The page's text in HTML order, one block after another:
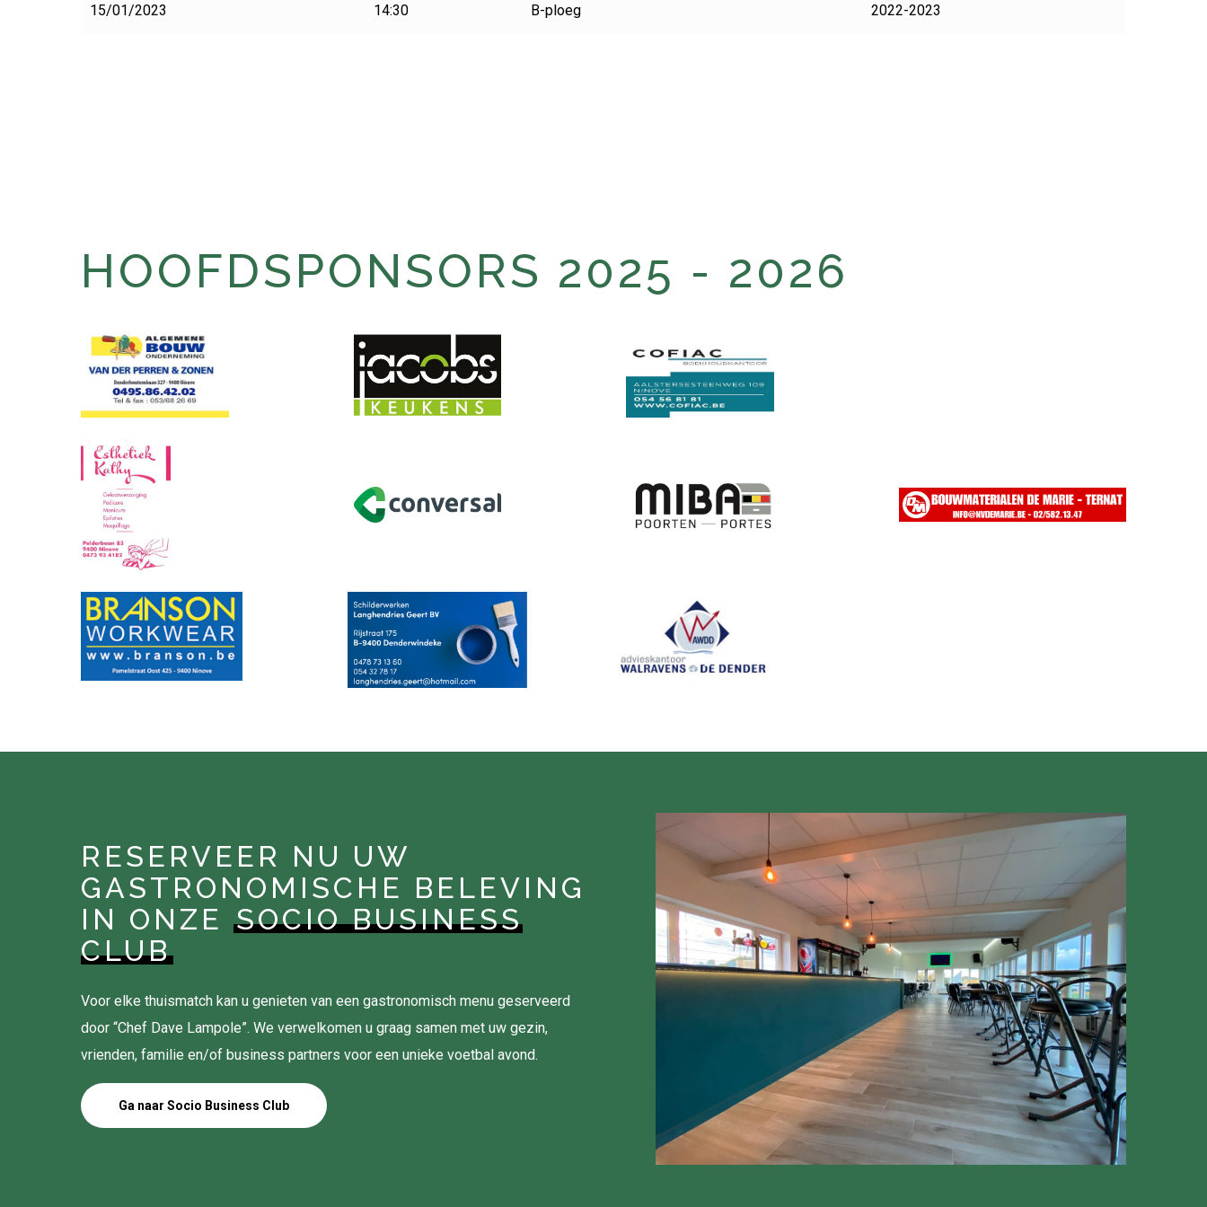
15/01/2023 14:30 B-ploeg 2022-2023
HOOFDSPONSORS 2025 - 2026
RESERVEER NU UW
GASTRONOMISCHE BELEVING
IN ONZESOCIO BUSINESS
CLUB
Voor elke thuismatch kan u genieten van een gastronomisch menu geserveerd
door “Chef Dave Lampole”. We verwelkomen u graag samen met uw gezin,
vrienden, familie en/of business partners voor een unieke voetbal avond.
Ga naar Socio Business Club